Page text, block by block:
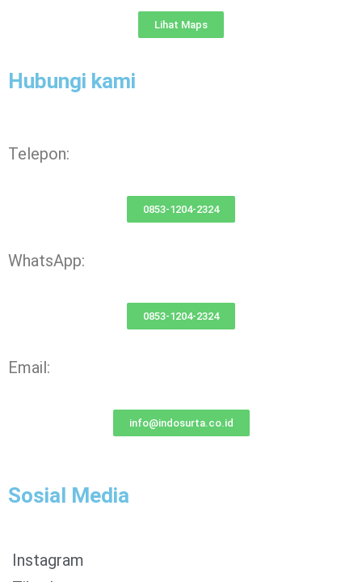
Lihat Maps
Hubungi kami
Telepon:
0853-1204-2324
WhatsApp:
0853-1204-2324
Email:
info@indosurta.co.id
Sosial Media
Instagram